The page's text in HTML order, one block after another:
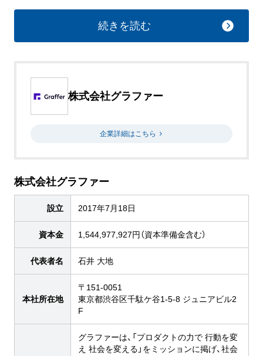
続きを読む
株式会社グラファー
企業詳細はこちら
株式会社グラファー
設立 2017年7月18日
資本金 1,544,977,927円（資本準備金含む）
代表者名 石井 大地
本社所在地
〒151-0051
東京都渋谷区千駄ケ谷1-5-8 ジュニアビル2
F
グラファーは、「プロダクトの力で 行動を変
え 社会を変える」をミッションに掲げ、社会